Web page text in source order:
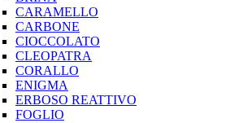
CARAMELLO
CARBONE
CIOCCOLATO
CLEOPATRA
CORALLO
ENIGMA
ERBOSO REATTIVO
FOGLIO